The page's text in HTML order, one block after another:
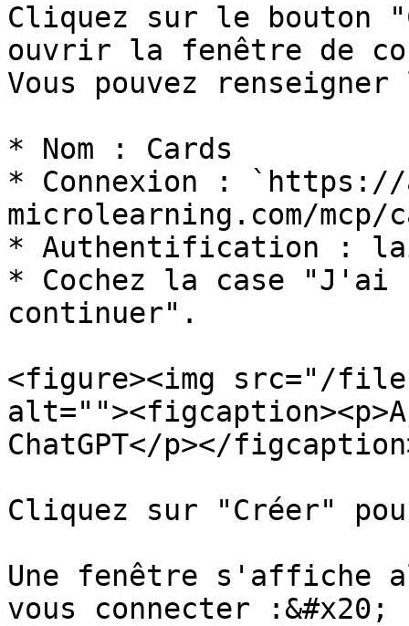
Cliquez sur le bouton
ouvrir la fenêtre de
Vous pouvez
* Nom : Cards
* Connexion :
microlearning.com/mcp/
* Authentification :
* Cochez la case "J'ai
continuer".
<figure><img src="/files/
ChatGPT</p></
Cliquez sur "Créer"
Une fenêtre s'affiche
vous connecter :&#x20;